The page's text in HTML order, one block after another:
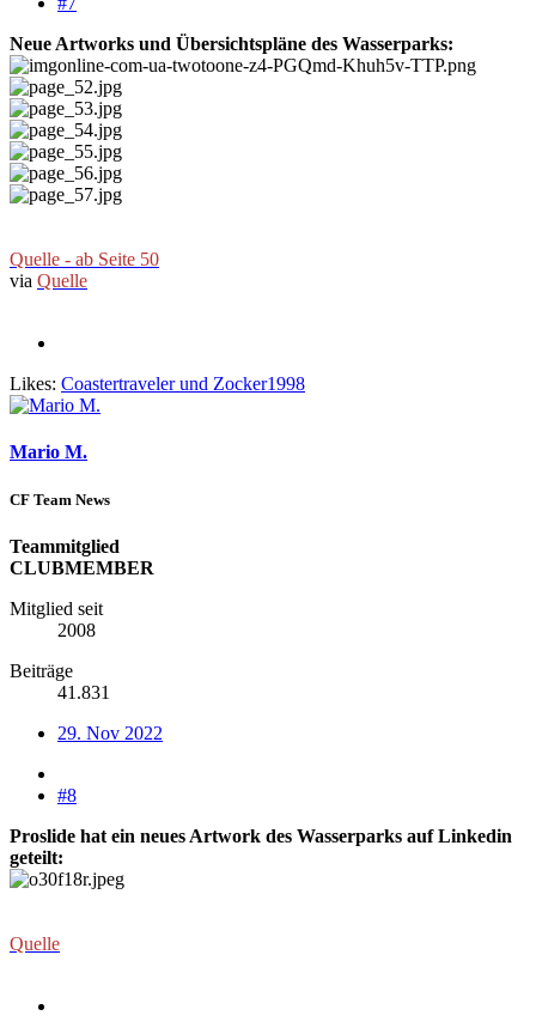
Neue Artworks und Übersichtspläne des Wasserparks:
Quelle - ab Seite 50
via Quelle
Likes: Coastertravelerund Zocker1998
Mario M.
CF Team News
Teammitglied
CLUBMEMBER
Mitglied seit
2008
Beiträge
41.831
29. Nov 2022
#8
Proslide hat ein neues Artwork des Wasserparks auf Linkedin
geteilt:
Quelle